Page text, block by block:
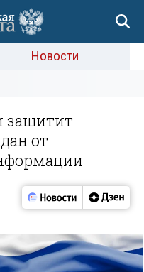
Новости
защитит
от